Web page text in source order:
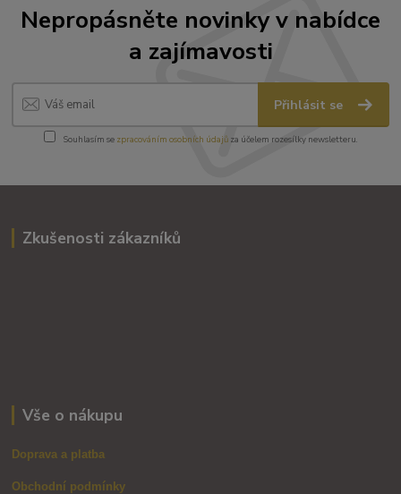
Nepropásněte novinky v nabídce
a zajímavosti
Přihlásit se
Souhlasím se zpracováním osobních údajůza účelem rozesílky newsletteru.
Zkušenosti zákazníků
Vše o nákupu
Doprava a platba
Obchodní podmínky